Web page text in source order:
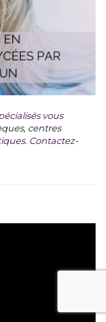
vous
centres
Contactez-